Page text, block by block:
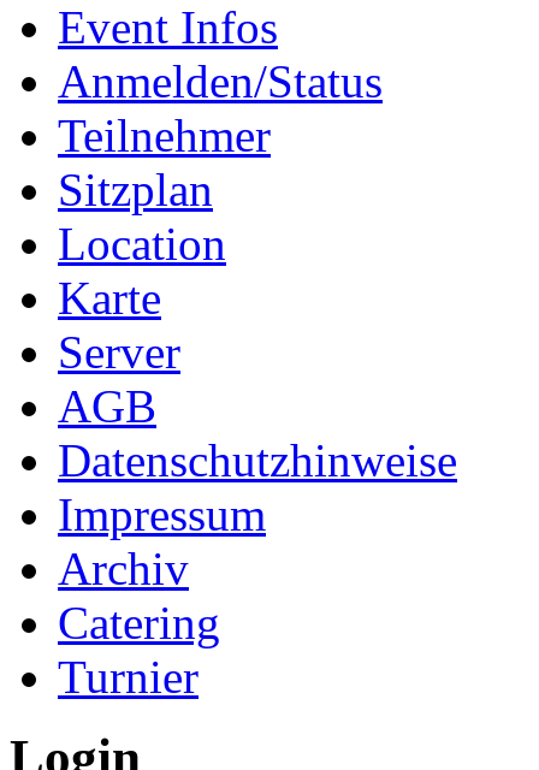
Event Infos
Anmelden/Status
Teilnehmer
Sitzplan
Location
Karte
Server
AGB
Datenschutzhinweise
Impressum
Archiv
Catering
Turnier
Login